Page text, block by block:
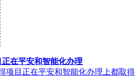
在平安和智能化办理
项目正在平安和智能化办理上都取得